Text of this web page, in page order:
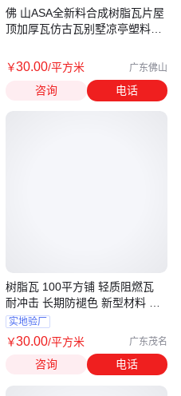
佛 山ASA全新料合成树脂瓦片屋
顶加厚瓦仿古瓦别墅凉亭塑料瓦
￥30.00/平方米 广东佛山
咨询 电话
树脂瓦 100平方铺 轻质阻燃瓦
耐冲击 长期防褪色 新型材料 专
业定制
实地验厂
￥30.00/平方米 广东茂名
咨询 电话